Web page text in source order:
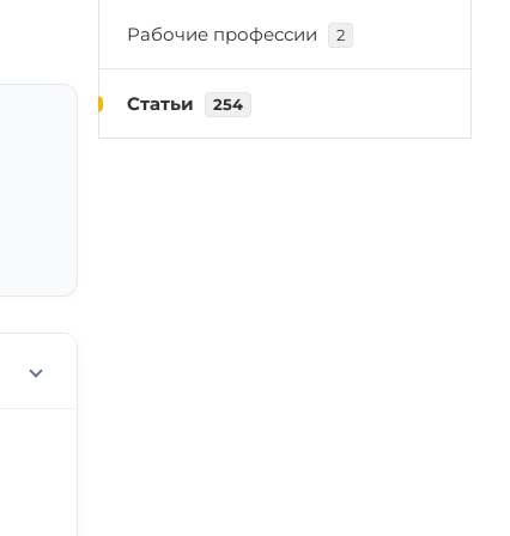
Рабочие профессии 2
Статьи 254